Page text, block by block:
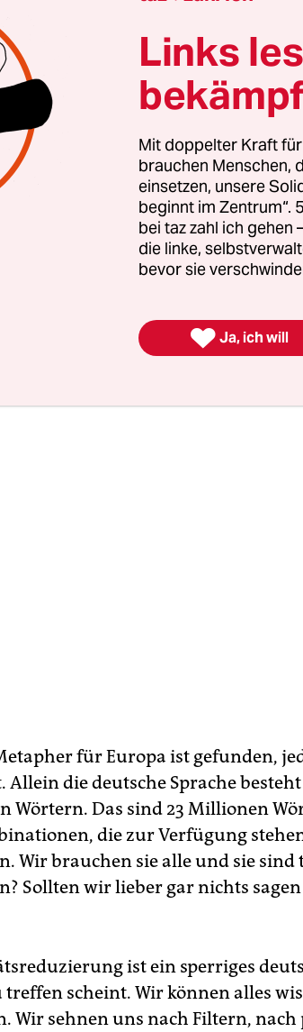
der automatischen
„die antwort“, „wie ein fahrrad
„für mich“, „die hauptstadt von
und „am ende“. Und bis auf
alles davon ein bisschen wahr.
Europa oft sprachlos. Wie soll
für die Gleichzeitigkeit von
im Mittelmeer? Wie der
Kontinent nicht wirklich greifbar.
zu fassen. Bitte füllen Sie aus:
mit viel zu kurzem Strich, über den
für Europa ist gefunden,
Allein die deutsche Sprache
Wörtern. Das sind 23 Millionen
die zur Verfügung
Wir brauchen sie alle und sie
Sollten wir lieber gar nichts
ist ein sperriges
treffen scheint. Wir können alles
Wir sehnen uns nach Filtern,
Links
Mit doppelter Kraft
brauchen Menschen,
einsetzen, unsere
beginnt im Zentrum“.
bei taz zahl ich gehen
die linke,
bevor sie
 Ja, ich will